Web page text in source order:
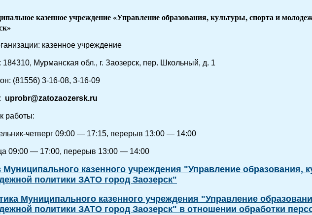
казенное учреждение «Управление образования, культуры, спорта и
казенное учреждение
184310, Мурманская обл., г. Заозерск, пер. Школьный, д. 1
(81556) 3-16-08, 3-16-09
uprobr@zatozaozersk.ru
работы:
четверг 09:00 — 17:15, перерыв 13:00 — 14:00
09:00 — 17:00, перерыв 13:00 — 14:00
Муниципального казенного учреждения "Управление образования,
политики ЗАТО город Заозерск"
Муниципального казенного учреждения "Управление
политики ЗАТО город Заозерск" в отношении обработки